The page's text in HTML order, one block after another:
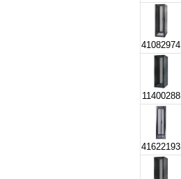
41082974
11400288
41622193